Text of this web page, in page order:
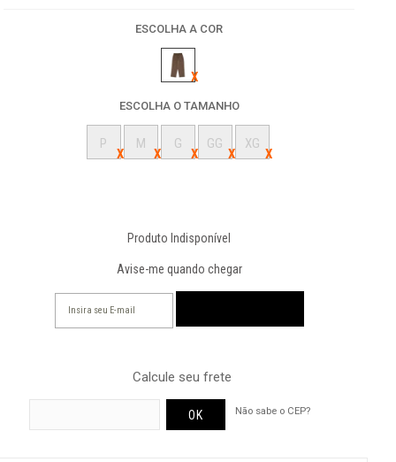
ESCOLHA A COR
ESCOLHA O TAMANHO
P M G GG XG
Produto Indisponível
Avise-me quando chegar
Calcule seu frete
Não sabe o CEP?